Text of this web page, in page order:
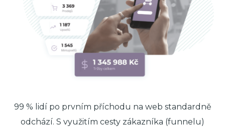
99 % lidí po prvním příchodu na web standardně
odchází. S využitím cesty zákazníka (funnelu)